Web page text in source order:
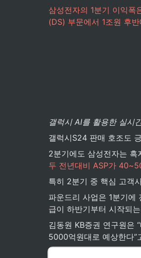
삼성전자의 1분기 이익폭
(DS) 부문에서 1조원 후
갤럭시 AI를 활용한 실시
갤럭시S24 판매 호조도
2분기에도 삼성전자는 흑
두 전년대비 ASP가
특히 2분기 중 핵심 고객
파운드리 사업은 1분기
급이 하반기부터 시작되
김동원 KB증권 연구원
5000억원대로 예상한다”